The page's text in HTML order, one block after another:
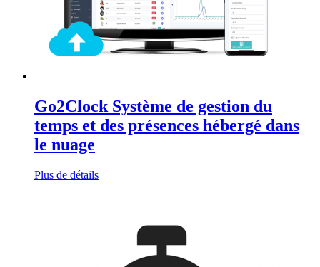
Go2Clock Système de gestion du
temps et des présences hébergé dans
le nuage
Plus de détails